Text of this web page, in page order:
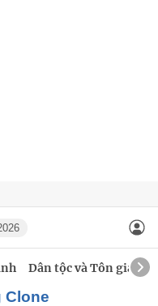
Dân tộc và Tôn giáo
Clone